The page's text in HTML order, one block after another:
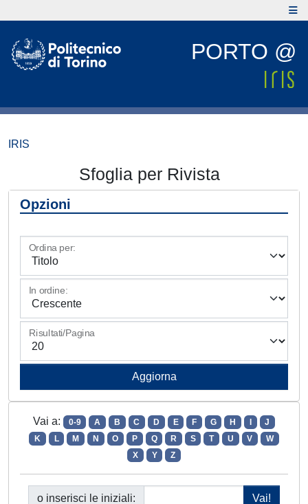
PORTO @
IRIS
Sfoglia per Rivista
Opzioni
Ordina per:
In ordine:
Risultati/Pagina
Vai a: 0-9 A B C D E F G H
J
K
L M N O P Q R S T U V
W
X
Y Z
o inserisci le iniziali: